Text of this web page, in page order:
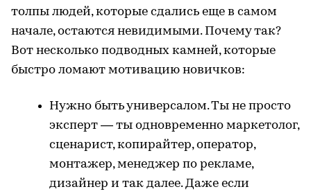
толпы людей, которые сдались еще в самом
начале, остаются невидимыми. Почему так?
Вот несколько подводных камней, которые
быстро ломают мотивацию новичков:
Нужно быть универсалом. Ты не просто
эксперт — ты одновременно маркетолог,
сценарист, копирайтер, оператор,
монтажер, менеджер по рекламе,
дизайнер и так далее. Даже если